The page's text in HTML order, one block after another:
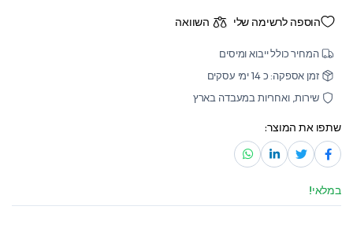
הוספה לרשימה שלי השוואה
המחיר כולל ייבוא ומיסים
זמן אספקה: כ 14 ימי עסקים
שירות, ואחריות במעבדה בארץ
שתפו את המוצר:
במלאי!